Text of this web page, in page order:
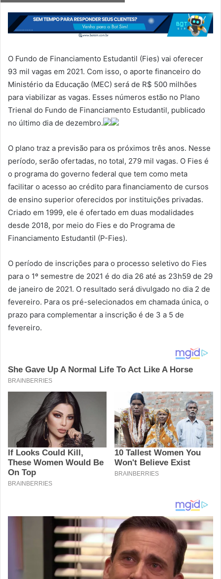
mail
O Fundo de Financiamento Estudantil (Fies) vai oferecer
93 mil vagas em 2021. Com isso, o aporte financeiro do
Ministério da Educação (MEC) será de R$ 500 milhões
para viabilizar as vagas. Esses números estão no Plano
Trienal do Fundo de Financiamento Estudantil, publicado
no último dia de dezembro.
O plano traz a previsão para os próximos três anos. Nesse
período, serão ofertadas, no total, 279 mil vagas. O Fies é
o programa do governo federal que tem como meta
facilitar o acesso ao crédito para financiamento de cursos
de ensino superior oferecidos por instituições privadas.
Criado em 1999, ele é ofertado em duas modalidades
desde 2018, por meio do Fies e do Programa de
Financiamento Estudantil (P-Fies).
O período de inscrições para o processo seletivo do Fies
para o 1º semestre de 2021 é do dia 26 até as 23h59 de 29
de janeiro de 2021. O resultado será divulgado no dia 2 de
fevereiro. Para os pré-selecionados em chamada única, o
prazo para complementar a inscrição é de 3 a 5 de
fevereiro.